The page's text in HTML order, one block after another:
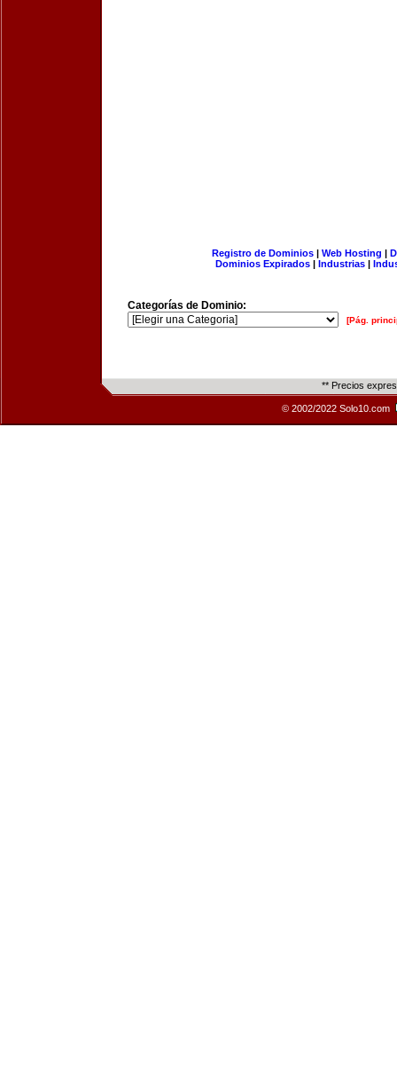
Registro de Dominios| Web Hosting |
Dominios Expirados | Industrias |
Categorías de Dominio:
[Pág.
** Precios
© 2002/2022 Solo10.com